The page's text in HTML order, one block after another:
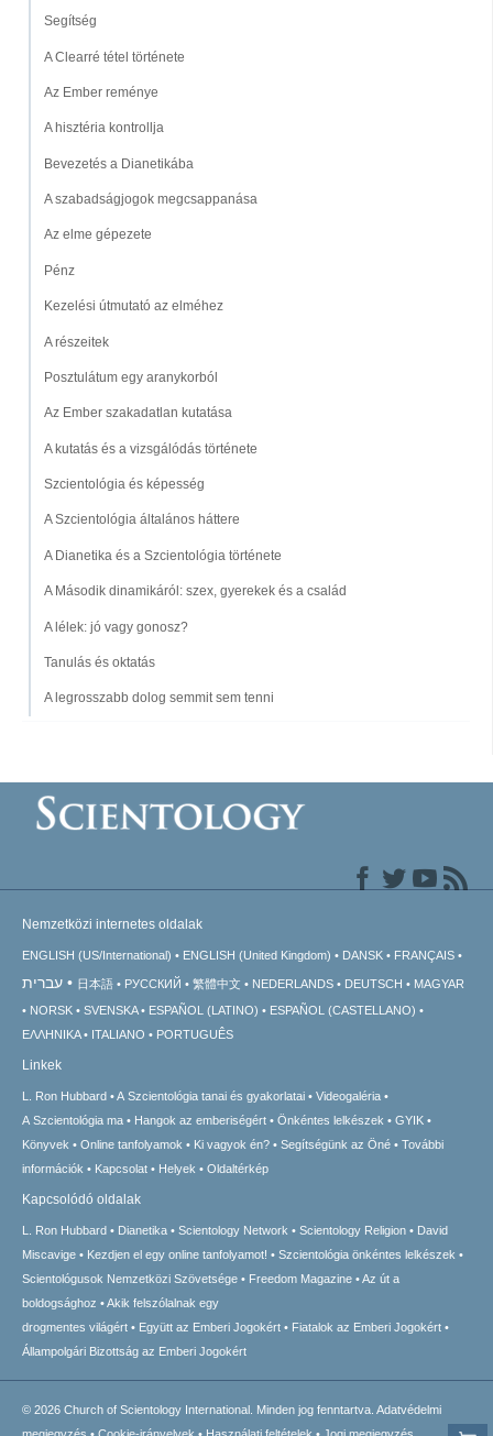
Segítség
A Clearré tétel története
Az Ember reménye
A hisztéria kontrollja
Bevezetés a Dianetikába
A szabadságjogok megcsappanása
Az elme gépezete
Pénz
Kezelési útmutató az elméhez
A részeitek
Posztulátum egy aranykorból
Az Ember szakadatlan kutatása
A kutatás és a vizsgálódás története
Szcientológia és képesség
A Szcientológia általános háttere
A Dianetika és a Szcientológia története
A Második dinamikáról: szex, gyerekek és a család
A lélek: jó vagy gonosz?
Tanulás és oktatás
A legrosszabb dolog semmit sem tenni
Nemzetközi internetes oldalak
ENGLISH (US/International) ENGLISH (United Kingdom) DANSK FRANÇAIS
עברית 日本語 РУССКИЙ 繁體中文 NEDERLANDS DEUTSCH
MAGYAR
NORSK
SVENSKA ESPAÑOL (LATINO)
ESPAÑOL (CASTELLANO)
ΕΛΛΗΝΙΚA
ITALIANO PORTUGUÊS
Linkek
L. Ron Hubbard A Szcientológia tanai és gyakorlatai
Videogaléria
A Szcientológia ma
Hangok az emberiségért Önkéntes lelkészek
GYIK
Könyvek
Online tanfolyamok Ki vagyok én? Segítségünk az Öné
További
információk
Kapcsolat Helyek Oldaltérkép
Kapcsolódó oldalak
L. Ron Hubbard Dianetika Scientology Network Scientology Religion
David
Miscavige
Kezdjen el egy online tanfolyamot!
Szcientológia önkéntes lelkészek
Scientológusok Nemzetközi Szövetsége
Freedom Magazine
Az út a
boldogsághoz
Akik felszólalnak egy
drogmentes világért
Együtt az Emberi Jogokért
Fiatalok az Emberi Jogokért
Állampolgári Bizottság az Emberi Jogokért
© 2026 Church of Scientology International. Minden jog fenntartva. Adatvédelmi